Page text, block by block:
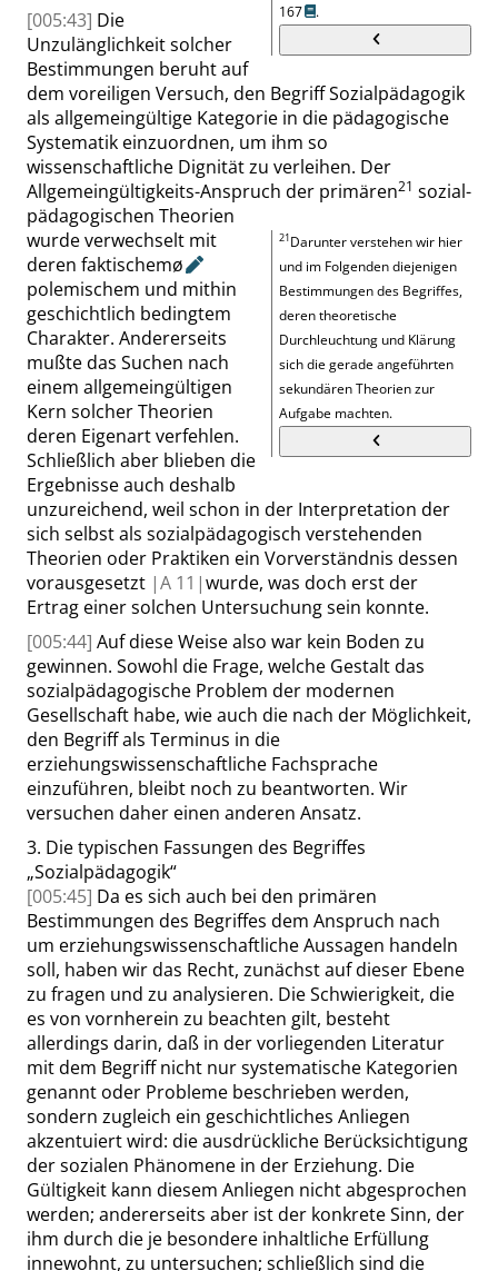
167
.
[005:43] Die
Unzulänglichkeit solcher
Bestimmungen beruht auf
dem voreiligen Versuch, den Begriff Sozialpädagogik
als allgemeingültige Kategorie in die pädagogische
Systematik einzuordnen, um ihm so
wissenschaftliche Dignität zu verleihen. Der
Allgemeingültigkeits-Anspruch der primären21
21Darunter verstehen wir hier
und im Folgenden diejenigen
Bestimmungen des Begriffes,
deren theoretische
Durchleuchtung und Klärung
sich die gerade angeführten
sekundären Theorien zur
Aufgabe machten.
sozial-
pädagogischen Theorien
wurde verwechselt mit
deren faktischemø
polemischem und mithin
geschichtlich bedingtem
Charakter. Andererseits
mußte das Suchen nach
einem allgemeingültigen
Kern solcher Theorien
deren Eigenart verfehlen.
Schließlich aber blieben die
Ergebnisse auch deshalb
unzureichend, weil schon in der Interpretation der
sich selbst als sozialpädagogisch verstehenden
Theorien oder Praktiken ein Vorverständnis dessen
vorausgesetzt |A 11|wurde, was doch erst der
Ertrag einer solchen Untersuchung sein konnte.
[005:44] Auf diese Weise also war kein Boden zu
gewinnen. Sowohl die Frage, welche Gestalt das
sozialpädagogische Problem der modernen
Gesellschaft habe, wie auch die nach der Möglichkeit,
den Begriff als Terminus in die
erziehungswissenschaftliche Fachsprache
einzuführen, bleibt noch zu beantworten. Wir
versuchen daher einen anderen Ansatz.
3. Die typischen Fassungen des Begriffes
„Sozialpädagogik“
[005:45] Da es sich auch bei den primären
Bestimmungen des Begriffes dem Anspruch nach
um erziehungswissenschaftliche Aussagen handeln
soll, haben wir das Recht, zunächst auf dieser Ebene
zu fragen und zu analysieren. Die Schwierigkeit, die
es von vornherein zu beachten gilt, besteht
allerdings darin, daß in der vorliegenden Literatur
mit dem Begriff nicht nur systematische Kategorien
genannt oder Probleme beschrieben werden,
sondern zugleich ein geschichtliches Anliegen
akzentuiert wird: die ausdrückliche Berücksichtigung
der sozialen Phänomene in der Erziehung. Die
Gültigkeit kann diesem Anliegen nicht abgesprochen
werden; andererseits aber ist der konkrete Sinn, der
ihm durch die je besondere inhaltliche Erfüllung
innewohnt, zu untersuchen; schließlich sind die